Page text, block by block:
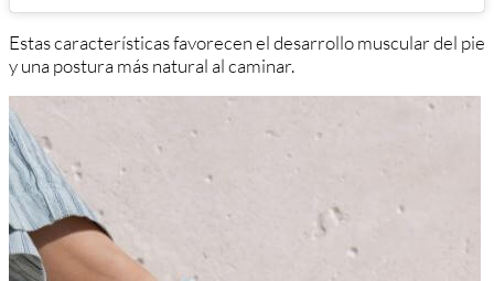
Estas características favorecen el desarrollo muscular del pie
y una postura más natural al caminar.